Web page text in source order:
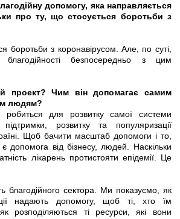
допомогу, яка направляється
про ту, що стосується боротьби з
боротьби з коронавірусом. Але, по суті,
благодійності безпосередньо з цим
проект? Чим він допомагає самим
людям?
для розвитку самої системи
підтримки, розвитку та популяризації
Щоб бачити масштаб допомоги і то,
допомога від бізнесу, людей. Наскільки
лікарень протистояти епідемії. Це
благодійного сектора. Ми показуємо, як
надають допомогу, щоб ті, хто їм
розподіляються ті ресурси, які вони